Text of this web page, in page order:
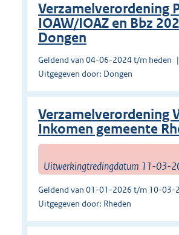
Verzamelverordening
IOAW/IOAZ en Bbz
Dongen
Geldend van 04-06-2024 t/m heden
Uitgegeven door: Dongen
Verzamelverordening
Inkomen gemeente
Uitwerkingtredingdatum 11-03-
Geldend van 01-01-2026 t/m 10-03-
Uitgegeven door: Rheden